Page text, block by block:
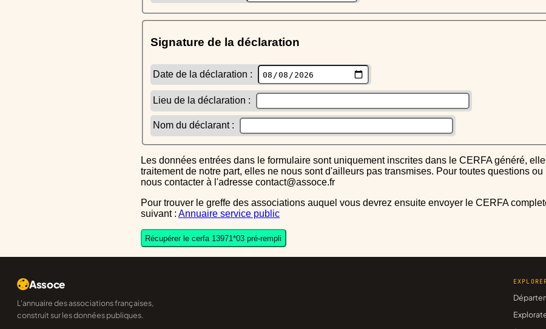
Signature de la déclaration
Date de la déclaration :
Lieu de la déclaration :
Nom du déclarant :
Les données entrées dans le formulaire sont uniquement inscrites dans le CERFA généré, elles ne font l'objet d'aucun autre
traitement de notre part, elles ne nous sont d'ailleurs pas transmises. Pour toutes questions
nous contacter à l'adresse contact@assoce.fr
Pour trouver le greffe des associations auquel vous devrez ensuite envoyer le CERFA completé, reportez-vous sur l'annuaire
suivant : Annuaire service public
Récupérer le cerfa 13971*03 pré-rempli
Assoce
L'annuaire des associations françaises,
construit sur les données publiques.